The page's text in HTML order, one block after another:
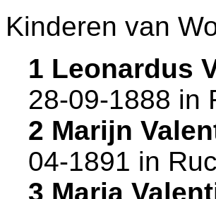
Kinderen van
1 Leonardus
28-09-1888 in
2 Marijn
04-1891 in
3 Maria